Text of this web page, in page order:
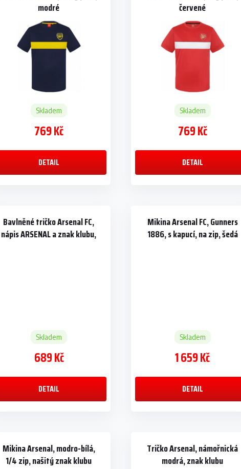
modré
Skladem
769 Kč
DETAIL
červené
Skladem
769 Kč
DETAIL
Bavlněné tričko Arsenal FC,
nápis ARSENAL a znak klubu,
Skladem
689 Kč
DETAIL
Mikina Arsenal FC, Gunners
1886, s kapucí, na zip, šedá
Skladem
1 659 Kč
DETAIL
Mikina Arsenal, modro-bílá,
1/4 zip, našitý znak klubu
Tričko Arsenal, námořnická
modrá, znak klubu